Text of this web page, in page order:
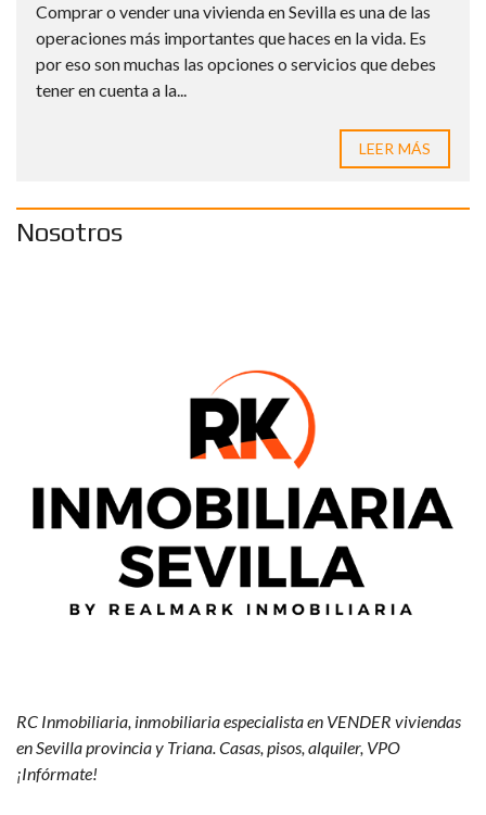
Comprar o vender una vivienda en Sevilla es una de las
operaciones más importantes que haces en la vida. Es
por eso son muchas las opciones o servicios que debes
tener en cuenta a la...
LEER MÁS
Nosotros
RC Inmobiliaria, inmobiliaria especialista en VENDER viviendas
en Sevilla provincia y Triana. Casas, pisos, alquiler, VPO
¡Infórmate!